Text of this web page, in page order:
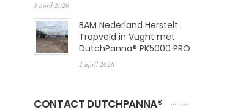
3 april 2026
BAM Nederland Herstelt
Trapveld in Vught met
DutchPanna® PK5000 PRO
2 april 2026
CONTACT DUTCHPANNA®